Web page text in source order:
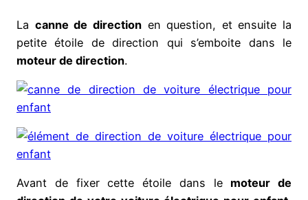
La canne de directionen question, et ensuite la
petite étoile de direction qui s’emboite dans le
moteur de direction.
Avant de fixer cette étoile dans le moteur de